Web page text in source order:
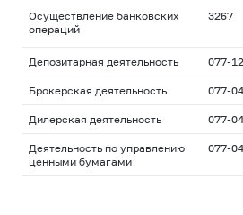
Осуществление банковских
операций
3267
Депозитарная деятельность 077-
Брокерская деятельность 077-
Дилерская деятельность 077-
Деятельность по управлению
ценными бумагами
077-